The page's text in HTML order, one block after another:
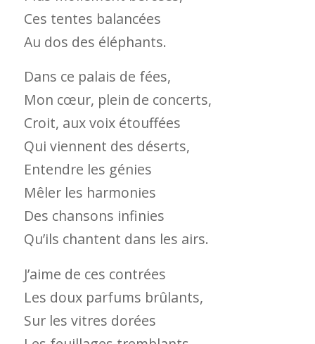
Ces tentes balancées
Au dos des éléphants.
Dans ce palais de fées,
Mon cœur, plein de concerts,
Croit, aux voix étouffées
Qui viennent des déserts,
Entendre les génies
Mêler les harmonies
Des chansons infinies
Qu’ils chantent dans les airs.
J’aime de ces contrées
Les doux parfums brûlants,
Sur les vitres dorées